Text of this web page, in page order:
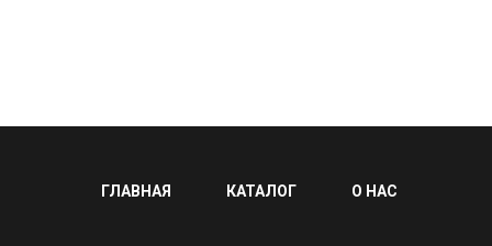
ГЛАВНАЯ КАТАЛОГ О НАС